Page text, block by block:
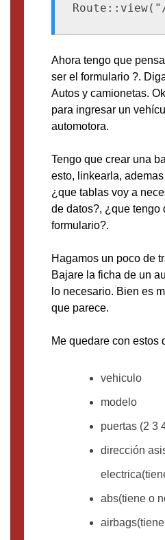
Ahora tengo que
ser el formulario ?.
Autos y camionetas.
para ingresar un
automotora.
Tengo que crear una
esto, linkearla,
¿que tablas voy a
de datos?, ¿que tengo
formulario?.
Hagamos un poco de
Bajare la ficha de un
lo necesario. Bien es
que parece.
Me quedare con estos
vehiculo
modelo
puertas (2 3
dirección
abs(tiene o